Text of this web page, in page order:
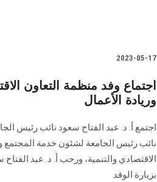
2023-05-17
اجتماع وفد منظمة التعاون
وريادة الأعمال
اجتمع أ. د. عبد الفتاح سعود نائب رئيس
نائب رئيس الجامعة لشئون خدمة المجتمع
الاقتصادي والتنمية، ورحب أ. د. عبد
بزيارة الوفد